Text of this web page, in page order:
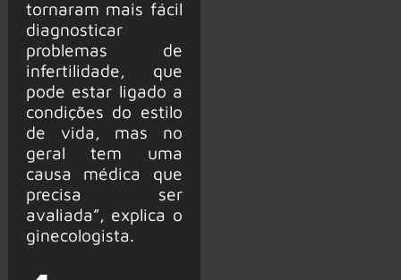
tornaram mais fácil
diagnosticar
problemas de
infertilidade, que
pode estar ligado a
condições do estilo
de vida, mas no
geral tem uma
causa médica que
precisa ser
avaliada”, explica o
ginecologista.